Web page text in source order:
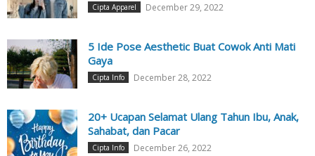
Cipta Apparel December 29, 2022
5 Ide Pose Aesthetic Buat Cowok Anti Mati
Gaya
Cipta Info December 28, 2022
20+ Ucapan Selamat Ulang Tahun Ibu, Anak,
Sahabat, dan Pacar
Cipta Info December 26, 2022